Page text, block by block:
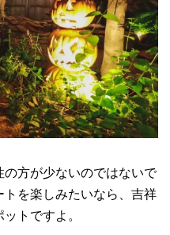
方が少ないのではないで
トを楽しみたいなら、吉祥
トですよ。